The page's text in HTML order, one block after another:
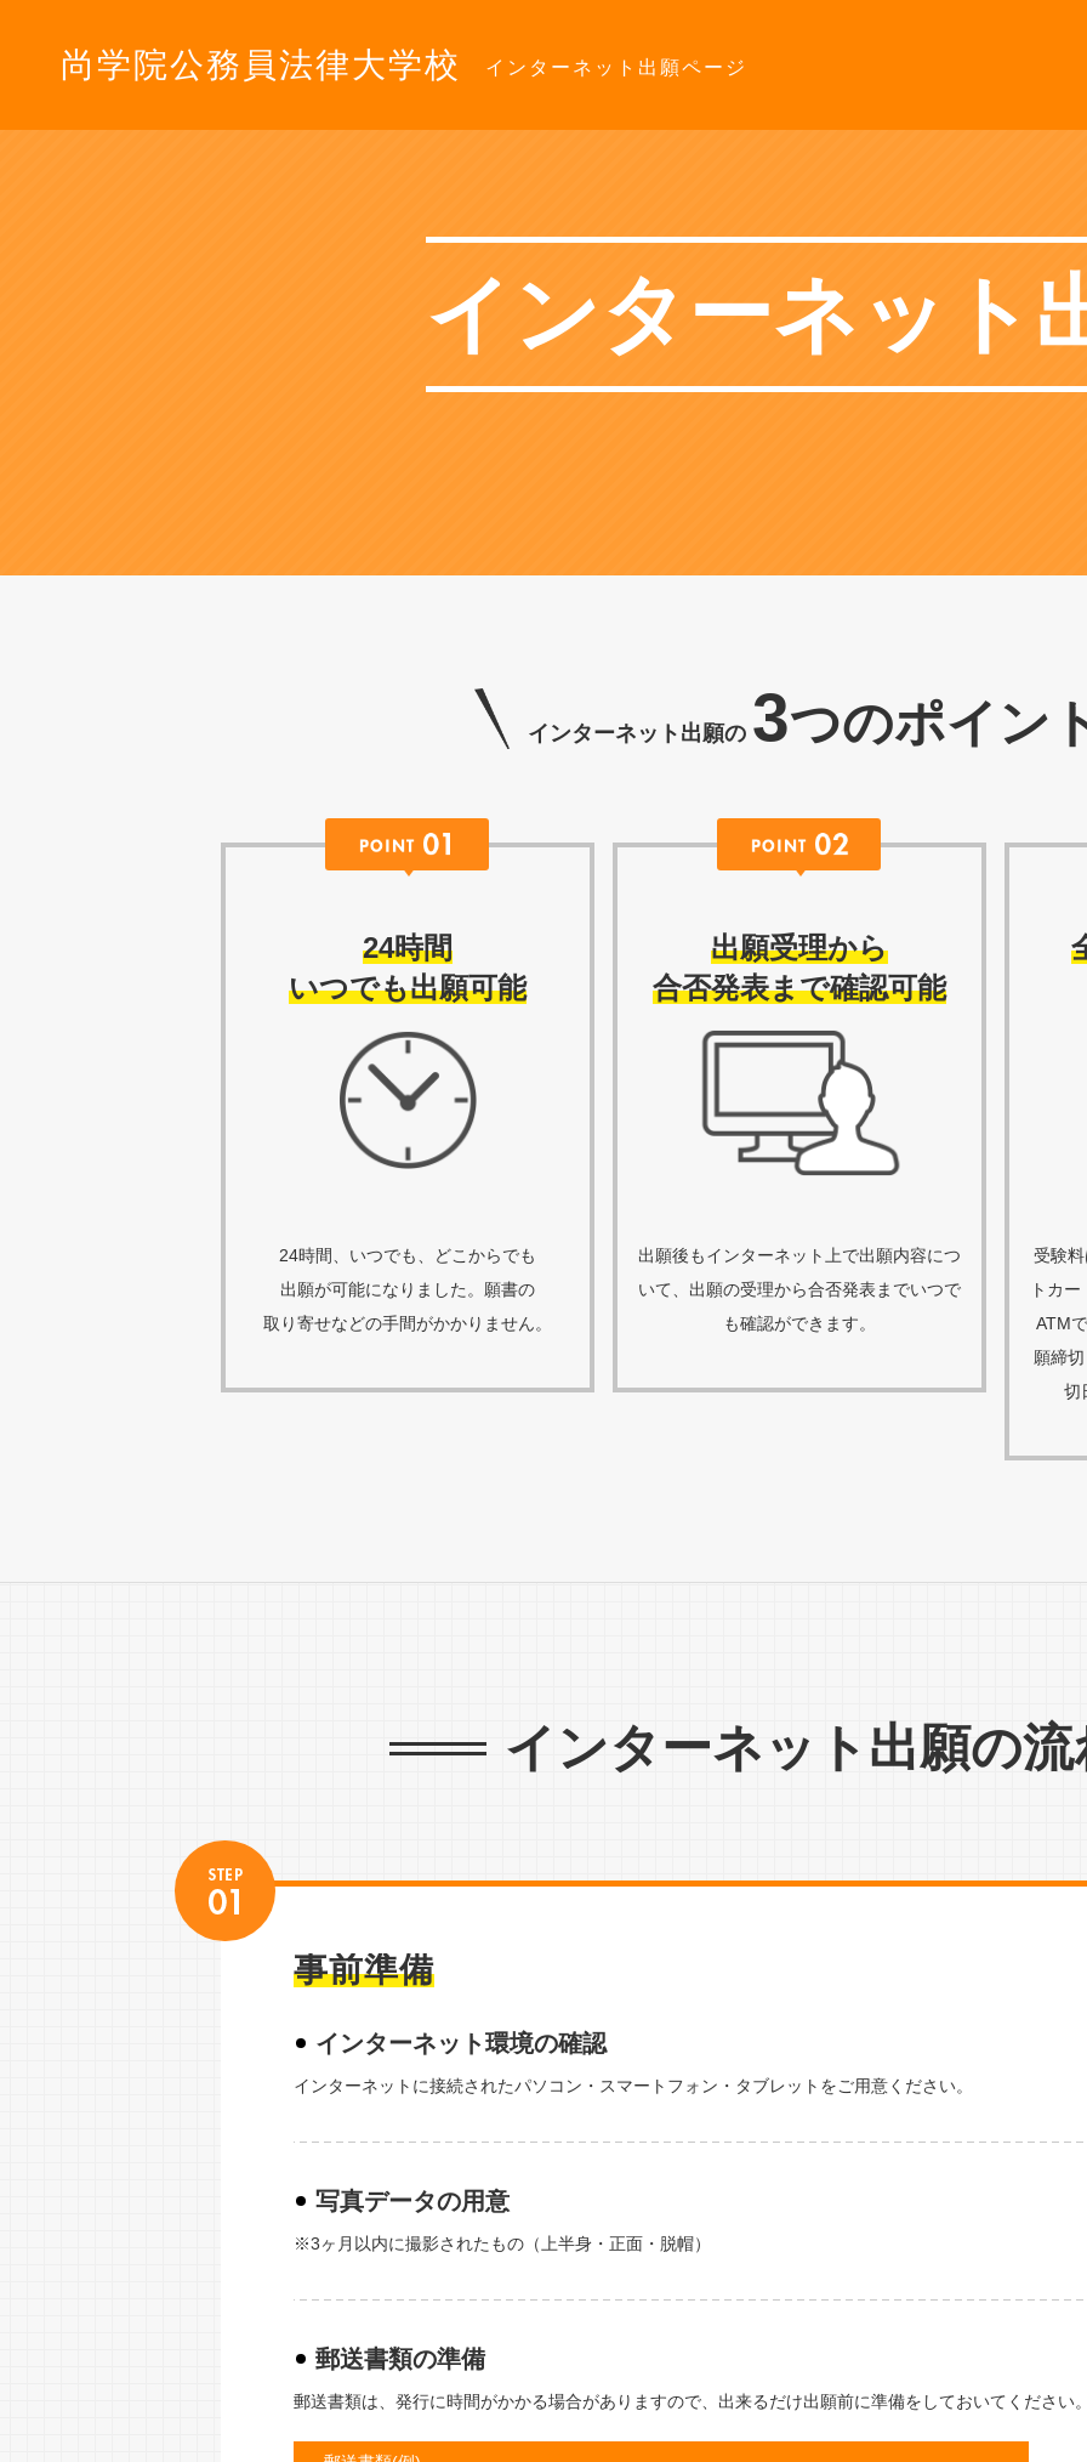
尚学院公務員法律大学校 インターネット出願ページ
インターネット
インターネット出願の 3つのポイン
24時間
いつでも出願可能
24時間、いつでも、どこからでも
出願が可能になりました。願書の
取り寄せなどの手間がかかりません。
出願受理から
合否発表まで確認可能
出願後もインターネット上で出願内容につ
いて、出願の受理から合否発表までいつで
も確認ができます。
受験
トカ
ATM
願締
切
インターネット出願の流
事前準備
インターネット環境の確認
インターネットに接続されたパソコン・スマートフォン・タブレットをご用意ください。
写真データの用意
※3ヶ月以内に撮影されたもの（上半身・正面・脱帽）
郵送書類の準備
郵送書類は、発行に時間がかかる場合がありますので、出来るだけ出願前に準備をしておいてください